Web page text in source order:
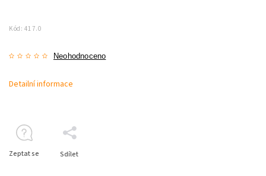
Kód: 417.0
Neohodnoceno
Detailní informace
Zeptat se Sdílet